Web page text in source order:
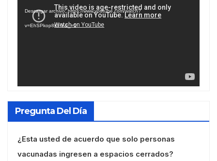
vídeo
Descargar archivo: https://www.youtube.com/watch?
v=EhSPkop8KPY&_=1
Pregunta Del Día
¿Esta usted de acuerdo que solo personas
vacunadas ingresen a espacios cerrados?